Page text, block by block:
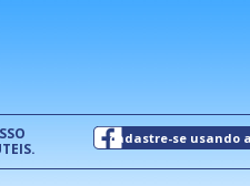
cadastre-se usando